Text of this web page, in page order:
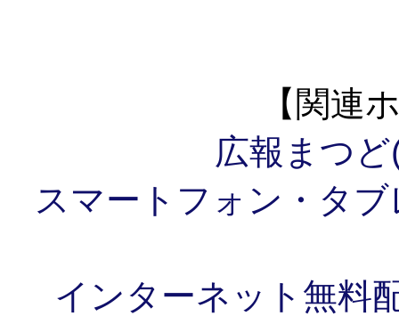
【関連
広報まつ
スマートフォン・タ
インターネット無料